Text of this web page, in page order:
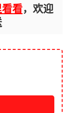
看，欢迎